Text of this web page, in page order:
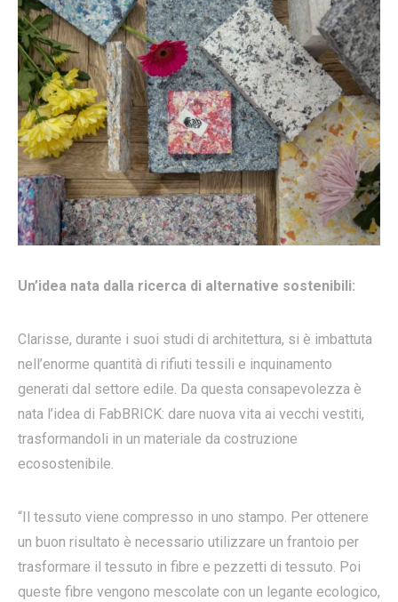
Un’idea nata dalla ricerca di alternative sostenibili:
Clarisse, durante i suoi studi di architettura, si è imbattuta
nell’enorme quantità di rifiuti tessili e inquinamento
generati dal settore edile. Da questa consapevolezza è
nata l’idea di FabBRICK: dare nuova vita ai vecchi vestiti,
trasformandoli in un materiale da costruzione
ecosostenibile.
“Il tessuto viene compresso in uno stampo. Per ottenere
un buon risultato è necessario utilizzare un frantoio per
trasformare il tessuto in fibre e pezzetti di tessuto. Poi
queste fibre vengono mescolate con un legante ecologico,